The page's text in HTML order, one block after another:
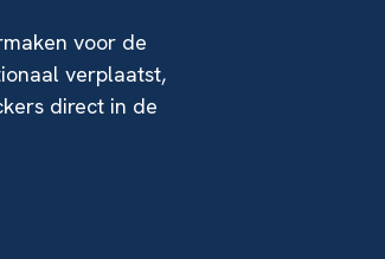
voor de
verplaatst,
direct in de